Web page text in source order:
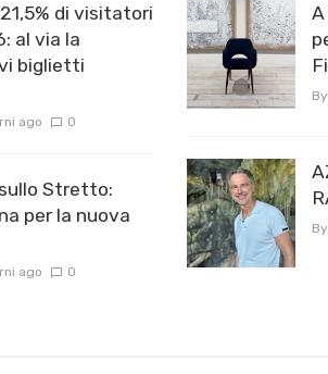
di visitatori
al via la
biglietti
ago 0
Stretto:
per la nuova
ago 0
By
By